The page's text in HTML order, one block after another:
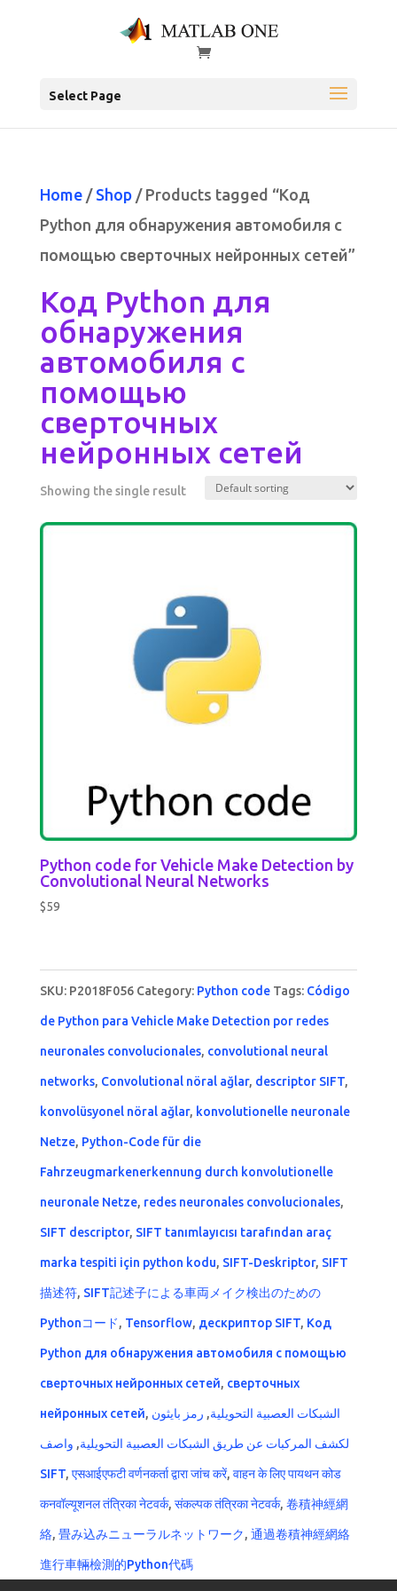
Select Page
Home/ Shop/ Products tagged “Код
Python для обнаружения автомобиля с
помощью сверточных нейронных сетей”
Код Python для
обнаружения
автомобиля с
помощью
сверточных
нейронных сетей
Showing the single result
Python code for Vehicle Make Detection by
Convolutional Neural Networks
$59
SKU: P2018F056 Category: Python code Tags: Código
de Python para Vehicle Make Detection por redes
neuronales convolucionales, convolutional neural
networks, Convolutional nöral ağlar, descriptor SIFT,
konvolüsyonel nöral ağlar, konvolutionelle neuronale
Netze, Python-Code für die
Fahrzeugmarkenerkennung durch konvolutionelle
neuronale Netze, redes neuronales convolucionales,
SIFT descriptor, SIFT tanımlayıcısı tarafından araç
marka tespiti için python kodu, SIFT-Deskriptor, SIFT
描述符, SIFT記述子による車両メイク検出のための
Pythonコード, Tensorflow, дескриптор SIFT, Код
Python для обнаружения автомобиля с помощью
сверточных нейронных сетей, сверточных
нейронных сетей, الشبكات العصبية التحويلية, رمز بايثون
لكشف المركبات عن طريق الشبكات العصبية التحويلية, واصف
SIFT, एसआईएफटी वर्णनकर्ता द्वारा जांच करें, वाहन के लिए पायथन कोड
कनवॉल्यूशनल तंत्रिका नेटवर्क, संकल्पक तंत्रिका नेटवर्क, 卷積神經網
絡, 畳み込みニューラルネットワーク, 通過卷積神經網絡
進行車輛檢測的Python代碼